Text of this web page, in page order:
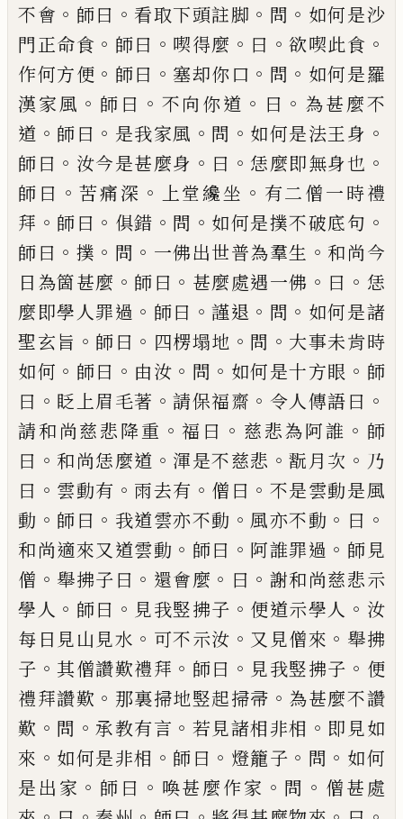
不會 。 師曰 。 看取下頭註脚 。 問 。 如何是沙
門正命食 。 師曰 。 喫得麼 。 曰 。欲喫此食 。
作何方便 。 師曰 。 塞却你口 。 問 。 如何是羅
漢家風 。 師曰 。 不向你道 。 曰 。 為甚麼不
道 。 師曰 。 是我家風 。 問 。 如何是法王身 。
師曰 。 汝今是甚麼身 。 曰 。 恁麼即無身也 。
師曰 。苦痛深 。 上堂纔坐 。 有二僧一時禮
拜 。 師曰 。 俱錯 。 問 。 如何是撲不破底句 。
師曰 。 撲 。 問 。 一佛出世普為羣生 。 和尚今
日為箇甚麼 。 師曰 。 甚麼處遇一佛 。 曰 。 恁
麼即學人罪過 。 師曰 。謹退 。 問 。 如何是諸
聖玄旨 。 師曰 。 四楞塌地 。 問 。 大事未肯時
如何 。 師曰 。 由汝 。 問 。 如何是十方眼 。 師
曰 。 眨上眉毛著 。請保福齋 。 令人傳語曰 。
請和尚慈悲降重 。福曰 。 慈悲為阿誰 。 師
曰 。 和尚恁麼道 。 渾是不慈悲 。翫月次 。 乃
曰 。 雲動有 。 雨去有 。 僧曰 。 不是雲動是風
動 。 師曰 。 我道雲亦不動 。 風亦不動 。 曰 。
和尚適來又道雲動 。 師曰 。 阿誰罪過 。 師見
僧 。 舉拂子曰 。 還會麼 。 曰 。 謝和尚慈悲示
學人 。 師曰 。 見我竪拂子 。 便道示學人 。 汝
每日見山見水 。 可不示汝 。 又見僧來 。 舉拂
子 。其僧讚歎禮拜 。 師曰 。 見我竪拂子 。 便
禮拜讚歎 。 那裏掃地竪起掃帚 。 為甚麼不讚
歎 。 問 。承教有言 。 若見諸相非相 。 即見如
來 。 如何是非相 。 師曰 。 燈籠子 。 問 。 如何
是出家 。 師曰 。 喚甚麼作家 。 問 。 僧甚處